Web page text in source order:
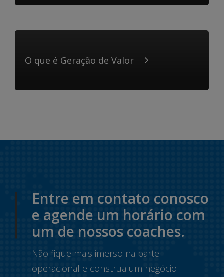
O que é Geração de Valor
Entre em contato conosco
e agende um horário com
um de nossos coaches.
Não fique mais imerso na parte
operacional e construa um negócio